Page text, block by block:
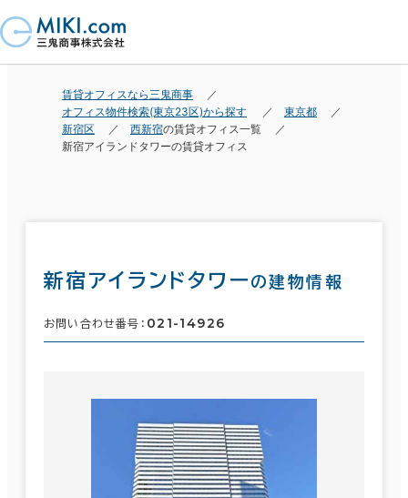
賃貸オフィスなら三鬼商事
オフィス物件検索(東京23区)から探す
東京都
新宿区
西新宿の賃貸オフィス一覧
新宿アイランドタワーの賃貸オフィス
新宿アイランドタワー の建物情報
お問い合わせ番号： 021-14926